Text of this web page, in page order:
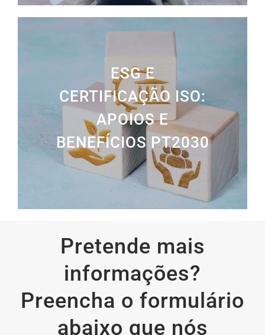
ESG E
CERTIFICAÇÃO ISO:
APOIOS E
BENEFÍCIOS PT2030
Pretende mais
informações?
Preencha o formulário
abaixo que nós